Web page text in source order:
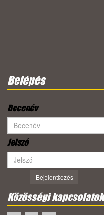
Belépés
Becenév
Jelszó
Bejelentkezés
Közösségi kapcsolatok